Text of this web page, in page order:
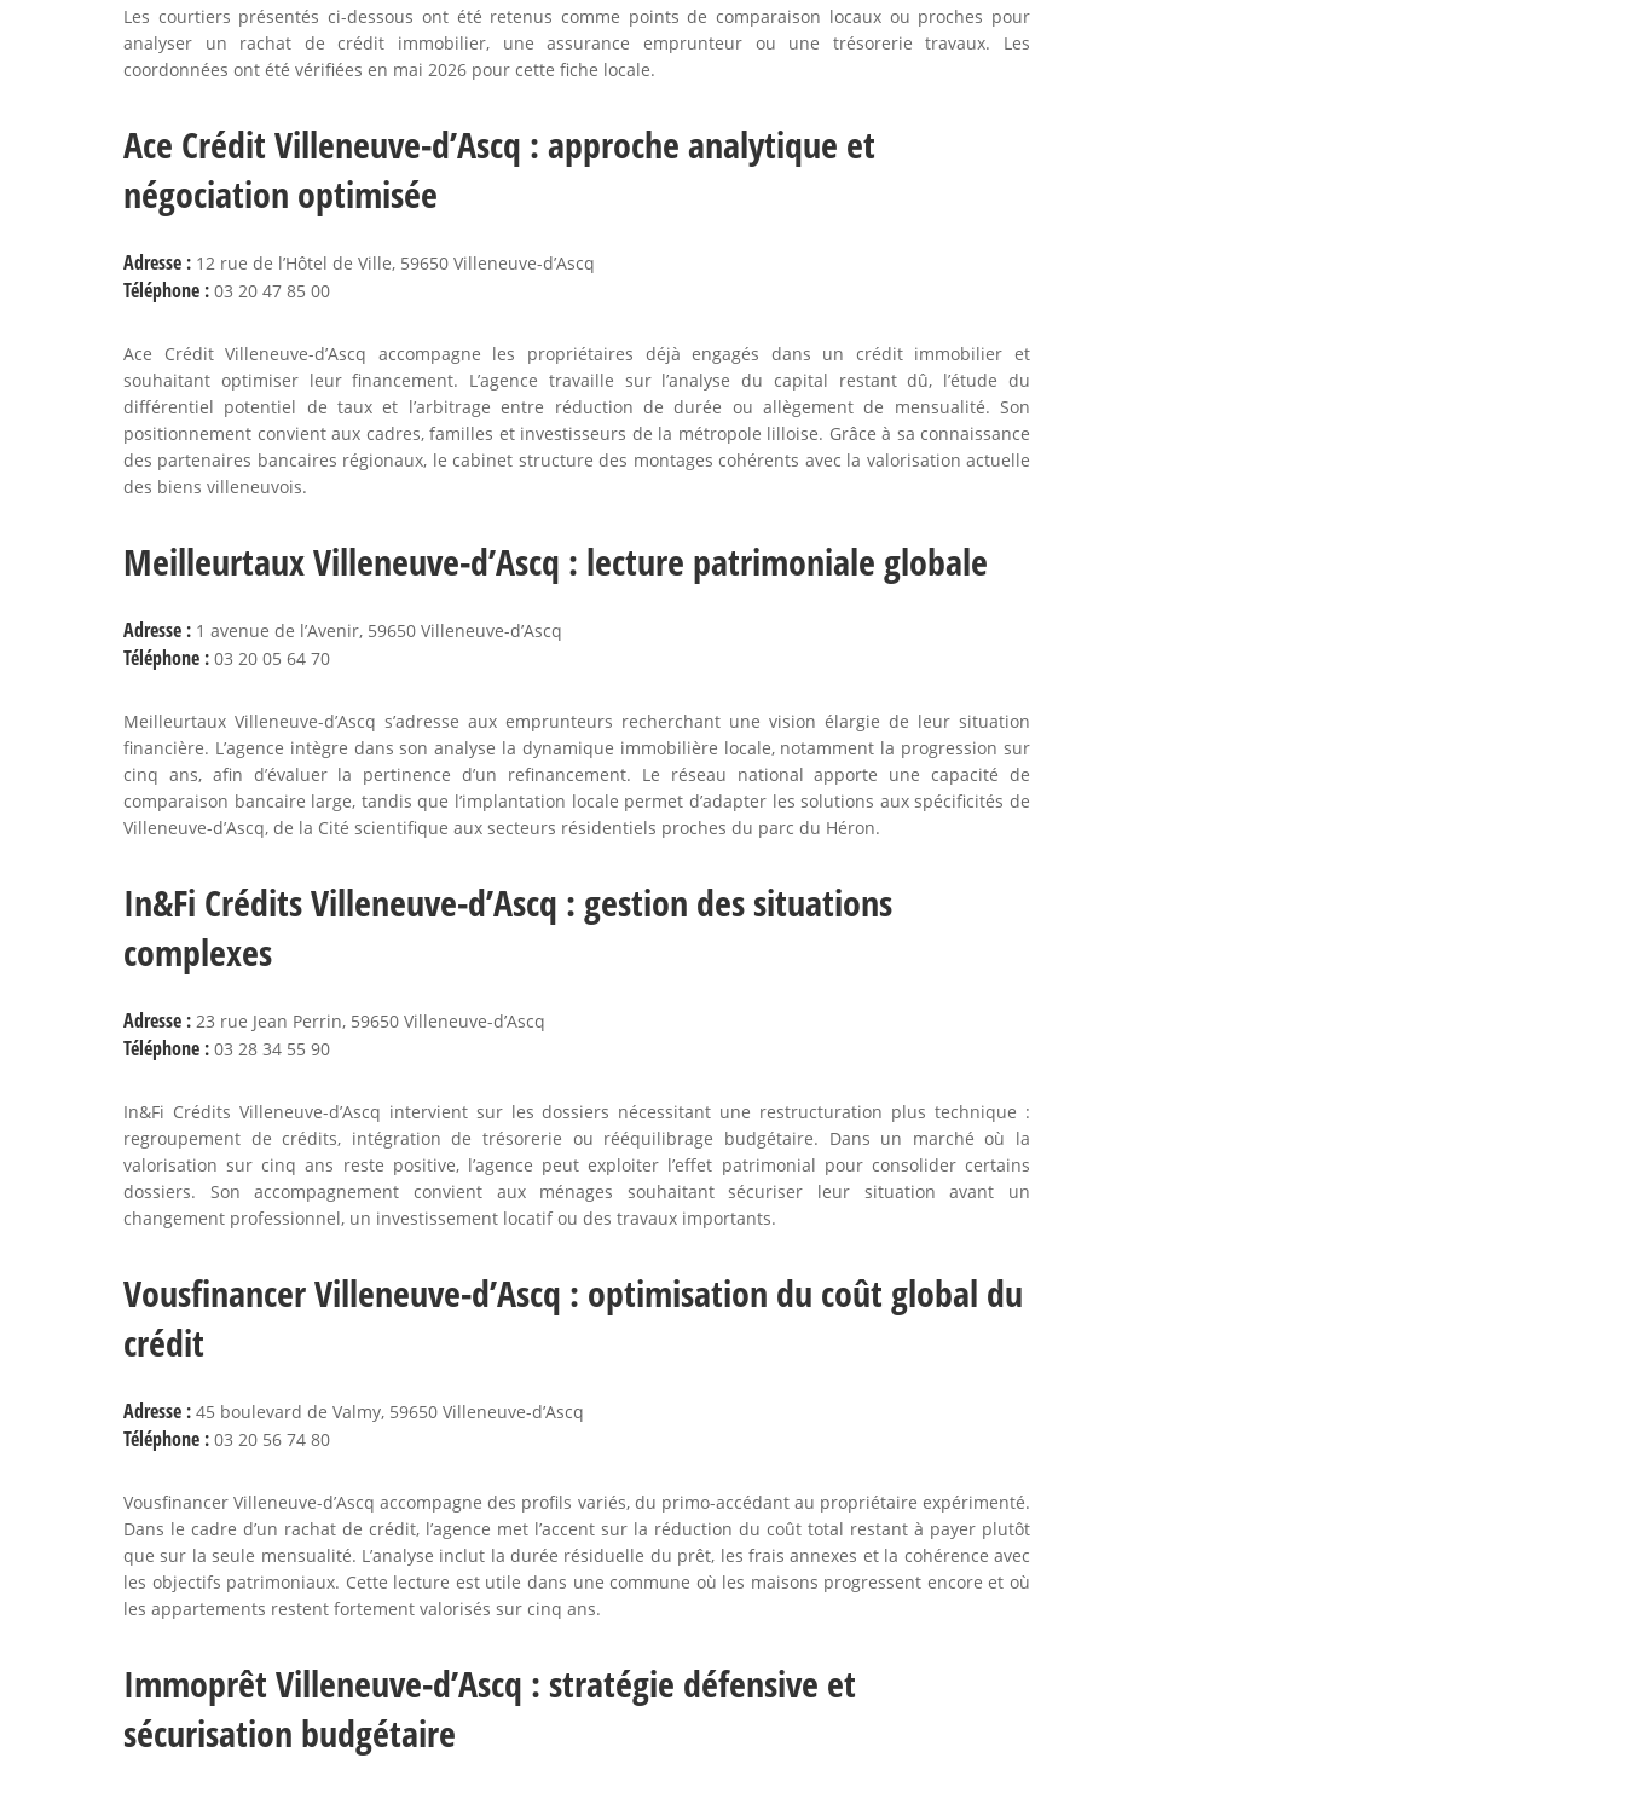
Les courtiers présentés ci-dessous ont été retenus comme points de comparaison locaux ou proches pour
analyser un rachat de crédit immobilier, une assurance emprunteur ou une trésorerie travaux. Les
coordonnées ont été vérifiées en mai 2026 pour cette fiche locale.
Ace Crédit Villeneuve-d’Ascq : approche analytique et
négociation optimisée
Adresse : 12 rue de l’Hôtel de Ville, 59650 Villeneuve-d’Ascq
Téléphone : 03 20 47 85 00
Ace Crédit Villeneuve-d’Ascq accompagne les propriétaires déjà engagés dans un crédit immobilier et
souhaitant optimiser leur financement. L’agence travaille sur l’analyse du capital restant dû, l’étude du
différentiel potentiel de taux et l’arbitrage entre réduction de durée ou allègement de mensualité. Son
positionnement convient aux cadres, familles et investisseurs de la métropole lilloise. Grâce à sa connaissance
des partenaires bancaires régionaux, le cabinet structure des montages cohérents avec la valorisation actuelle
des biens villeneuvois.
Meilleurtaux Villeneuve-d’Ascq : lecture patrimoniale globale
Adresse : 1 avenue de l’Avenir, 59650 Villeneuve-d’Ascq
Téléphone : 03 20 05 64 70
Meilleurtaux Villeneuve-d’Ascq s’adresse aux emprunteurs recherchant une vision élargie de leur situation
financière. L’agence intègre dans son analyse la dynamique immobilière locale, notamment la progression sur
cinq ans, afin d’évaluer la pertinence d’un refinancement. Le réseau national apporte une capacité de
comparaison bancaire large, tandis que l’implantation locale permet d’adapter les solutions aux spécificités de
Villeneuve-d’Ascq, de la Cité scientifique aux secteurs résidentiels proches du parc du Héron.
In&Fi Crédits Villeneuve-d’Ascq : gestion des situations
complexes
Adresse : 23 rue Jean Perrin, 59650 Villeneuve-d’Ascq
Téléphone : 03 28 34 55 90
In&Fi Crédits Villeneuve-d’Ascq intervient sur les dossiers nécessitant une restructuration plus technique :
regroupement de crédits, intégration de trésorerie ou rééquilibrage budgétaire. Dans un marché où la
valorisation sur cinq ans reste positive, l’agence peut exploiter l’effet patrimonial pour consolider certains
dossiers. Son accompagnement convient aux ménages souhaitant sécuriser leur situation avant un
changement professionnel, un investissement locatif ou des travaux importants.
Vousfinancer Villeneuve-d’Ascq : optimisation du coût global du
crédit
Adresse : 45 boulevard de Valmy, 59650 Villeneuve-d’Ascq
Téléphone : 03 20 56 74 80
Vousfinancer Villeneuve-d’Ascq accompagne des profils variés, du primo-accédant au propriétaire expérimenté.
Dans le cadre d’un rachat de crédit, l’agence met l’accent sur la réduction du coût total restant à payer plutôt
que sur la seule mensualité. L’analyse inclut la durée résiduelle du prêt, les frais annexes et la cohérence avec
les objectifs patrimoniaux. Cette lecture est utile dans une commune où les maisons progressent encore et où
les appartements restent fortement valorisés sur cinq ans.
Immoprêt Villeneuve-d’Ascq : stratégie défensive et
sécurisation budgétaire